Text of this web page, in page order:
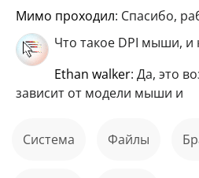
мимо проходил: Спасибо,
Что такое DPI мыши, и
ethan walker: Да, это
зависит от модели мыши и
Система файлы